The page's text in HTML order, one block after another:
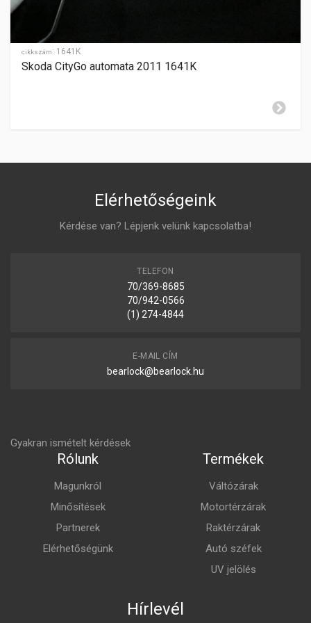
HÁTRAMENET
-
GYÁRTÁSI ÉV
2013-
ZÁR CILINDER ELHELYEZÉSE
cikkszám: 1641K
Skoda CityGo automata 2011 1641K
Elérhetőségeink
Kérdése van? Lépjenk velünk kapcsolatba!
TELEFON
70/369-8685
70/942-0566
(1) 274-4844
E-MAIL CÍM
bearlock@bearlock.hu
Gyakran ismételt kérdések
Rólunk
Magunkról
Minősítések
Partnerek
Elérhetőségünk
Termékek
Váltózárak
Motortérzárak
Raktérzárak
Autó széfek
UV jelölés
Hírlevél